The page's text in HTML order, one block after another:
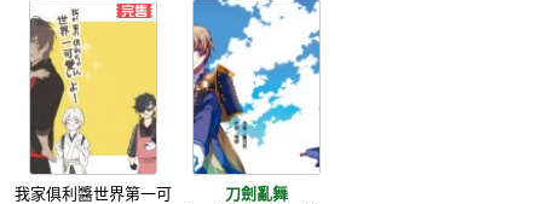
我家俱利醬世界第一可
刀劍亂舞